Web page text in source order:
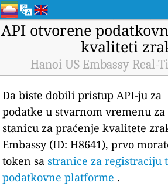
API otvorene
kvaliteti
Hanoi US Embassy Real-
Da biste dobili pristup API-ju za
podatke u stvarnom vremenu za
stanicu za praćenje kvalitete
Embassy (ID: H8641), prvo
token sastranice za registraciju
podatkovne platforme .